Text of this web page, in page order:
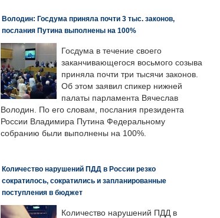
Володин: Госдума приняла почти 3 тыс. законов,
послания Путина выполнены на 100%
Госдума в течение своего
заканчивающегося восьмого созыва
приняла почти три тысячи законов.
Об этом заявил спикер нижней
палаты парламента Вячеслав
Володин. По его словам, послания президента
России Владимира Путина Федеральному
собранию были выполнены на 100%.
Количество нарушений ПДД в России резко
сократилось, сократились и запланированные
поступления в бюджет
Количество нарушений ПДД в